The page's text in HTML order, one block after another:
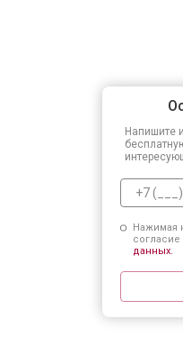
Напишите
Нажимая
согласие
данных.